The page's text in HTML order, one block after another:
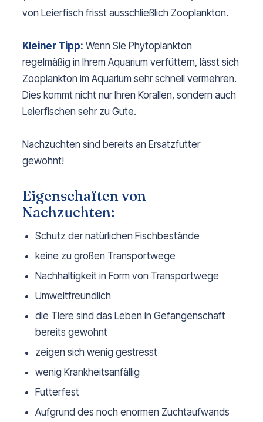
von Leierfisch frisst ausschließlich Zooplankton.
Kleiner Tipp: Wenn Sie Phytoplankton
regelmäßig in Ihrem Aquarium verfüttern, lässt sich
Zooplankton im Aquarium sehr schnell vermehren.
Dies kommt nicht nur Ihren Korallen, sondern auch
Leierfischen sehr zu Gute.
Nachzuchten sind bereits an Ersatzfutter
gewohnt!
Eigenschaften von
Nachzuchten:
Schutz der natürlichen Fischbestände
keine zu großen Transportwege
Nachhaltigkeit in Form von Transportwege
Umweltfreundlich
die Tiere sind das Leben in Gefangenschaft
bereits gewohnt
zeigen sich wenig gestresst
wenig Krankheitsanfällig
Futterfest
Aufgrund des noch enormen Zuchtaufwands